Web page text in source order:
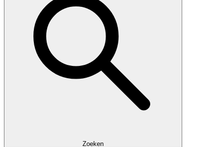
Zoeken